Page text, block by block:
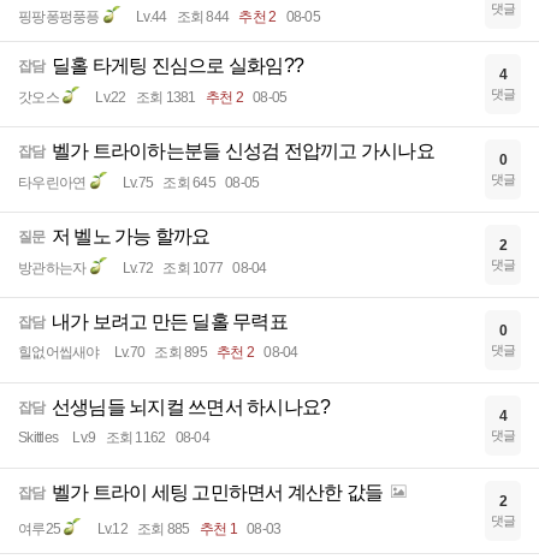
핑팡퐁펑풍픙 Lv.44 조회 844 추천 2 08-05 댓글
잡담 딜홀 타게팅 진심으로 실화임??
갓오스 Lv.22 조회 1381 추천 2 08-05
4
댓글
잡담 벨가 트라이하는분들 신성검 전압끼고 가시나요
타우린아연 Lv.75 조회 645 08-05
0
댓글
질문 저 벨노 가능 할까요
방관하는자 Lv.72 조회 1077 08-04
2
댓글
잡담 내가 보려고 만든 딜홀 무력표
힐없어씹새야 Lv.70 조회 895 추천 2 08-04
0
댓글
잡담 선생님들 뇌지컬 쓰면서 하시나요?
Skittles Lv.9 조회 1162 08-04
4
댓글
잡담 벨가 트라이 세팅 고민하면서 계산한 값들
여루25 Lv.12 조회 885 추천 1 08-03
2
댓글